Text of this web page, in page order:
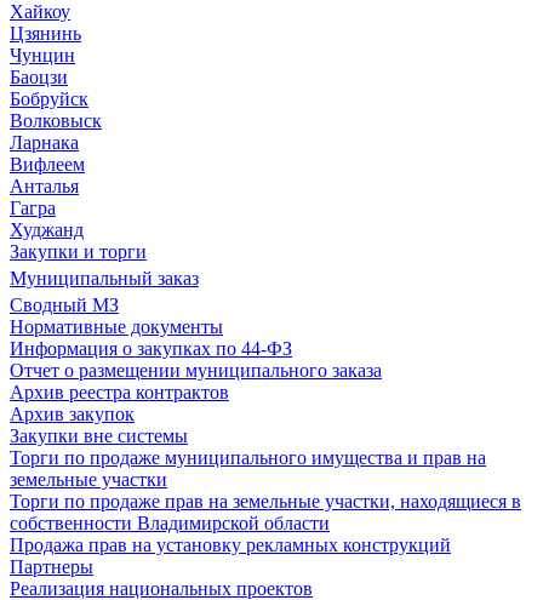
Хайкоу
Цзянинь
Чунцин
Баоцзи
Бобруйск
Волковыск
Ларнака
Вифлеем
Анталья
Гагра
Худжанд
Закупки и торги
Муниципальный заказ
Сводный МЗ
Нормативные документы
Информация о закупках по 44-ФЗ
Отчет о размещении муниципального заказа
Архив реестра контрактов
Архив закупок
Закупки вне системы
Торги по продаже муниципального имущества и прав на
земельные участки
Торги по продаже прав на земельные участки, находящиеся в
собственности Владимирской области
Продажа прав на установку рекламных конструкций
Партнеры
Реализация национальных проектов